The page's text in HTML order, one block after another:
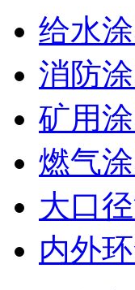
给水
消防
矿用
燃气
大口
内外